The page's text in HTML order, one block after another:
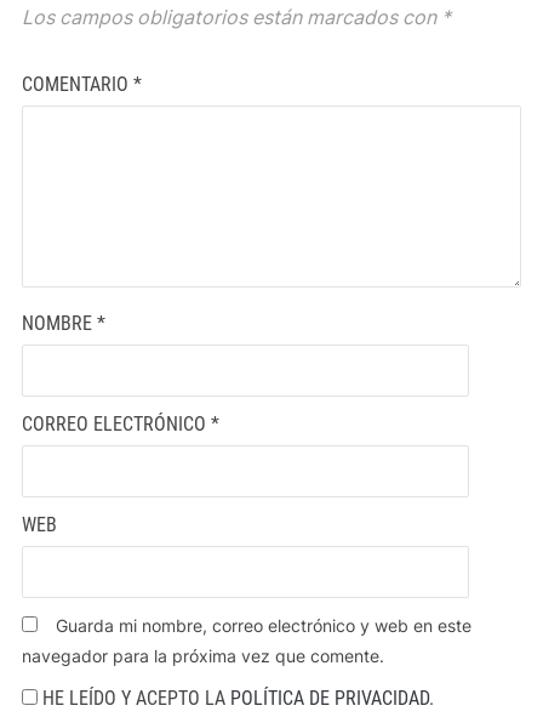
Los campos obligatorios están marcados con *
COMENTARIO *
NOMBRE *
CORREO ELECTRÓNICO *
WEB
Guarda mi nombre, correo electrónico y web en este
navegador para la próxima vez que comente.
HE LEÍDO Y ACEPTO LA POLÍTICA DE PRIVACIDAD.